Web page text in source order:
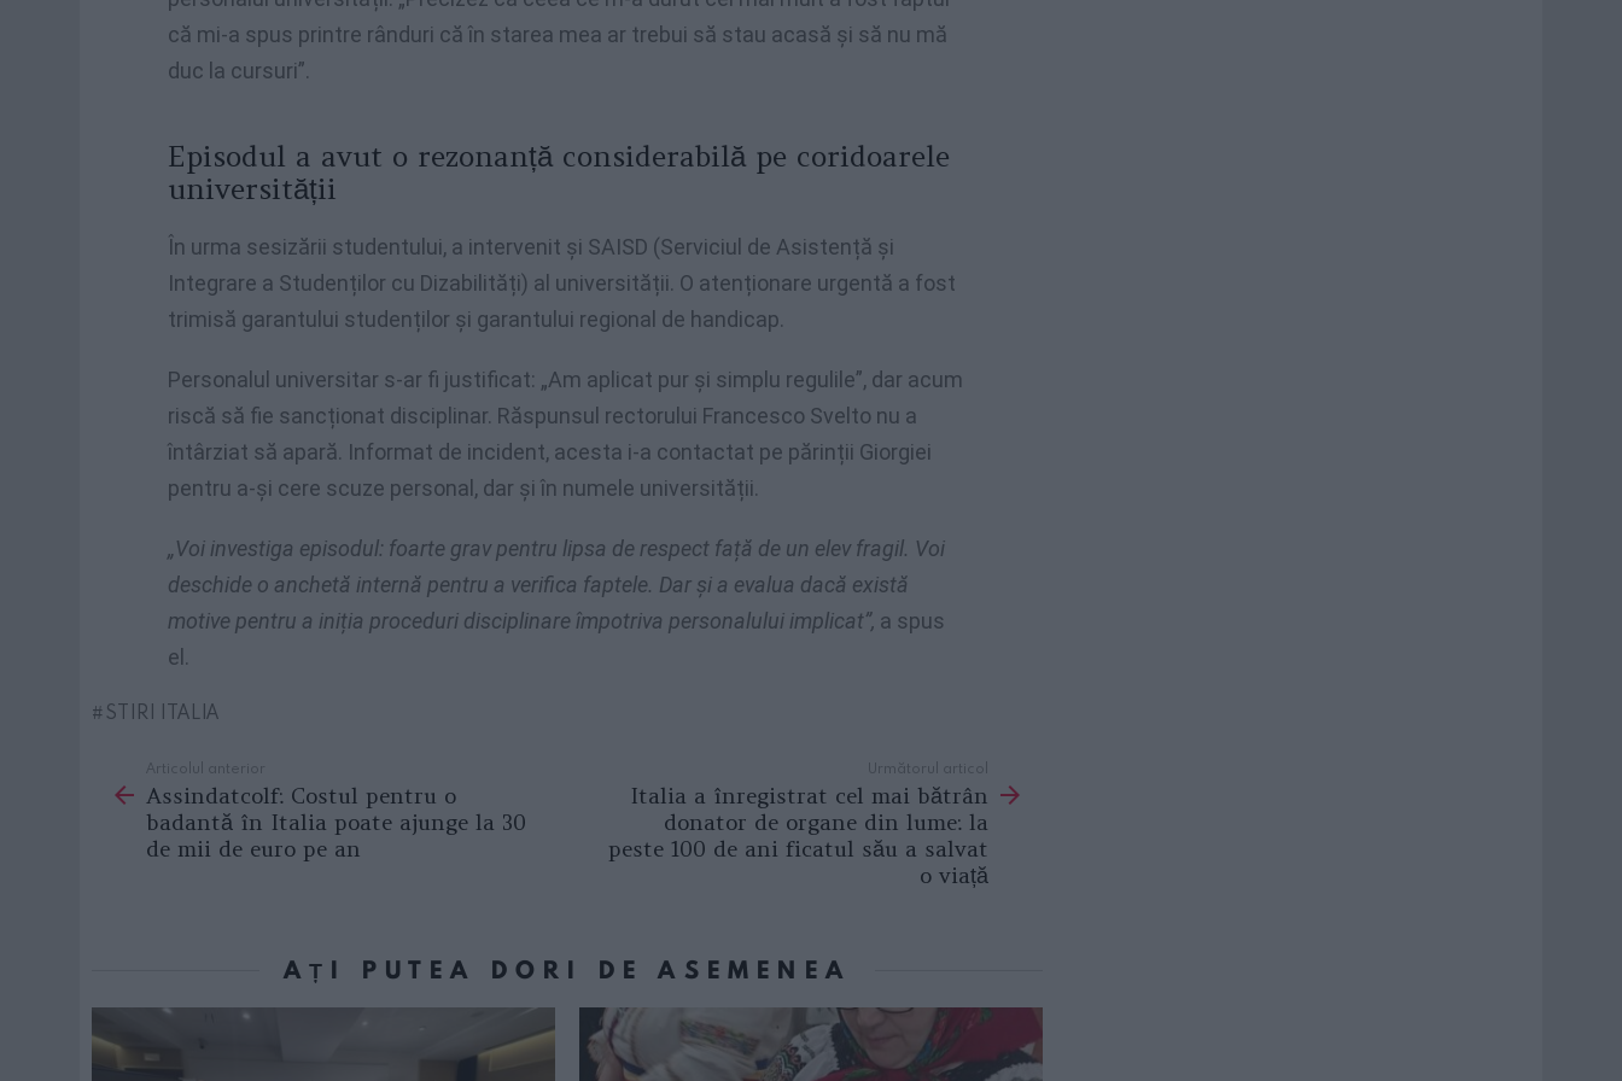
că mi-a spus printre rânduri că în starea mea ar trebui să stau acasă și să nu mă
duc la cursuri”.
Episodul a avut o rezonanță considerabilă pe coridoarele
universității
În urma sesizării studentului, a intervenit și SAISD (Serviciul de Asistență și
Integrare a Studenților cu Dizabilități) al universității. O atenționare urgentă a fost
trimisă garantului studenților și garantului regional de handicap.
Personalul universitar s-ar fi justificat: „Am aplicat pur și simplu regulile”, dar acum
riscă să fie sancționat disciplinar. Răspunsul rectorului Francesco Svelto nu a
întârziat să apară. Informat de incident, acesta i-a contactat pe părinții Giorgiei
pentru a-și cere scuze personal, dar și în numele universității.
„Voi investiga episodul: foarte grav pentru lipsa de respect față de un elev fragil. Voi
deschide o anchetă internă pentru a verifica faptele. Dar și a evalua dacă există
motive pentru a iniția proceduri disciplinare împotriva personalului implicat”, a spus
el.
STIRI ITALIA
more
Articolul anterior
Assindatcolf: Costul pentru o
badantă în Italia poate ajunge la 30
de mii de euro pe an
Următorul articol
Italia a înregistrat cel mai bătrân
donator de organe din lume: la
peste 100 de ani ficatul său a salvat
o viață
AȚI PUTEA DORI DE ASEMENEA